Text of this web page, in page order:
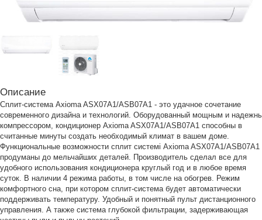
Описание
Сплит-система Axioma ASX07A1/ASB07A1 - это удачное сочетание
современного дизайна и технологий. Оборудованный мощным и
компрессором, кондиционер Axioma ASX07A1/ASB07A1 способны в
считанные минуты создать необходимый климат в вашем доме.
Функциональные возможности сплит системі Axioma ASX07A1/ASB07A1
продуманы до мельчайших деталей. Производитель сделал все для
удобного использования кондиционера круглый год и в любое время
суток. В наличии 4 режима работы, в том числе на обогрев. Режим
комфортного сна, при котором сплит-система будет автоматически
поддерживать температуру. Удобный и понятный пульт дистанционного
управления. А также система глубокой фильтрации, задерживающая